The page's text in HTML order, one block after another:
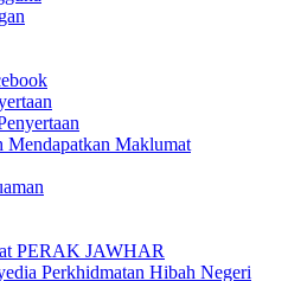
Mendapatkan Maklumat
PERAK JAWHAR
Perkhidmatan Hibah Negeri